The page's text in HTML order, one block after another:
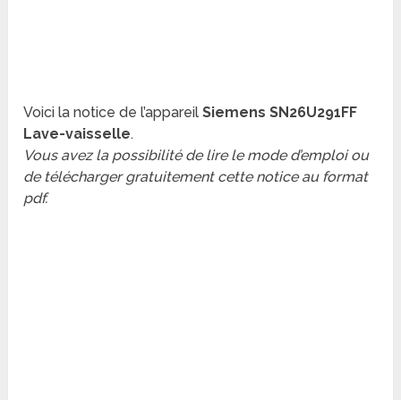
Voici la notice de l’appareilSiemens SN26U291FF
Lave-vaisselle.
Vous avez la possibilité de lire le mode d’emploi ou
de télécharger gratuitement cette notice au format
pdf.